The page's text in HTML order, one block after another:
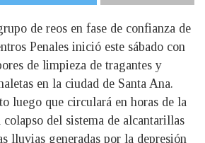
de reos en fase de confianza de
Penales inició este sábado con
de limpieza de tragantes y
en la ciudad de Santa Ana.
luego que circulará en horas de la
del sistema de alcantarillas
lluvias generadas por la depresión